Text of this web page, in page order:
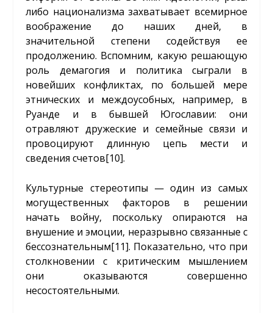
либо национализма захватывает всемирное
воображение до наших дней, в
значительной степени содействуя ее
продолжению. Вспомним, какую решающую
роль демагогия и политика сыграли в
новейших конфликтах, по большей мере
этнических и междоусобных, например, в
Руанде и в бывшей Югославии: они
отравляют дружеские и семейные связи и
провоцируют длинную цепь мести и
сведения счетов[10].
Культурные стереотипы — один из самых
могущественных факторов в решении
начать войну, поскольку опираются на
внушение и эмоции, неразрывно связанные с
бессознательным[11]. Показательно, что при
столкновении с критическим мышлением
они оказываются совершенно
несостоятельными.